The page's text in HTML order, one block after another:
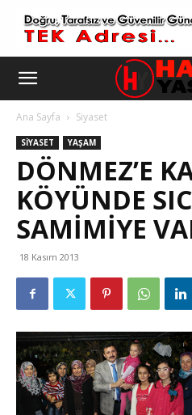
Ana Sayfa Siyaset
SIYASET YAŞAM
DÖNMEZ’E
KÖYÜNDE
SAMIMIYE
18 Kasım 2013